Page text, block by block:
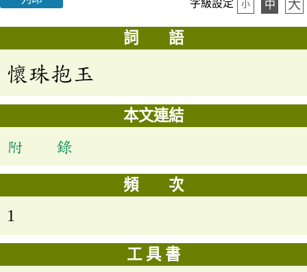
字級設定 小 中 大
詞 語
懷珠抱玉
本文連結
附 錄
頻 次
1
工 具 書